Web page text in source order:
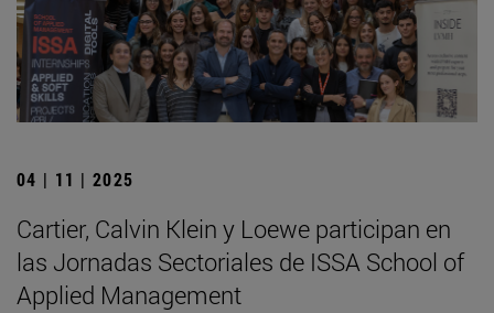
04 | 11 | 2025
Cartier, Calvin Klein y Loewe participan en
las Jornadas Sectoriales de ISSA School of
Applied Management